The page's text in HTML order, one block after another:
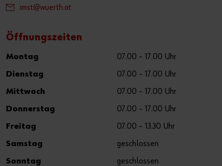
imst@wuerth.at
Öffnungszeiten
Montag 07.00 – 17.00 Uhr
Dienstag 07.00 – 17.00 Uhr
Mittwoch 07.00 – 17.00 Uhr
Donnerstag 07.00 – 17.00 Uhr
Freitag 07.00 – 13.30 Uhr
Samstag geschlossen
Sonntag geschlossen